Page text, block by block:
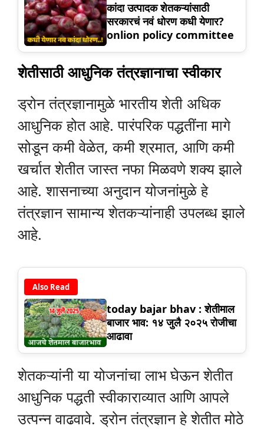
कांदा उत्पादक शेतकऱ्यांसाठी
सरकारचं नवं धोरण कधी येणार?
onlion policy committee
शेतीसाठी आधुनिक तंत्रज्ञानाचा स्वीकार
ड्रोन तंत्रज्ञानामुळे भारतीय शेती अधिक
आधुनिक होत आहे. पारंपरिक पद्धतींना मागे
सोडून कमी वेळेत, कमी श्रमात, आणि कमी
खर्चात शेतीत जास्त नफा मिळवणे शक्य झाले
आहे. शासनाच्या अनुदान योजनांमुळे हे
तंत्रज्ञान सामान्य शेतकऱ्यांनाही उपलब्ध झाले
आहे.
Also Read
today bajar bhav : शेतीमाल
बाजार भाव: १४ जुलै २०२५ रोजीचा
आढावा
शेतकऱ्यांनी या योजनांचा लाभ घेऊन शेतीत
आधुनिक पद्धती स्वीकाराव्यात आणि आपले
उत्पन्न वाढवावे. ड्रोन तंत्रज्ञान हे शेतीत मोठे